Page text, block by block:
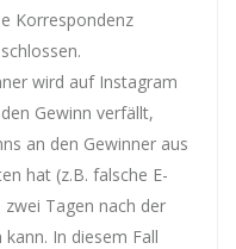
Korrespondenz
wird auf Instagram
Gewinn verfällt,
an den Gewinner aus
hat (z.B. falsche E-
Tagen nach der
In diesem Fall